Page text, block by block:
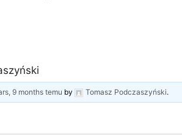
9 months temu by Tomasz Podczaszyński.